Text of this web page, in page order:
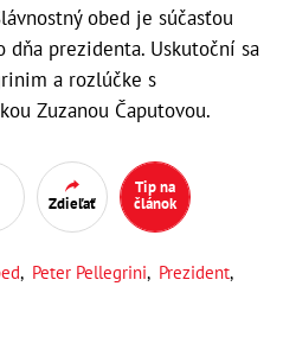
obed je súčasťou
dňa prezidenta. Uskutoční sa
a rozlúčke s
Zuzanou Čaputovou.
Zdieľať
Tip na
článok
, Peter Pellegrini, Prezident,